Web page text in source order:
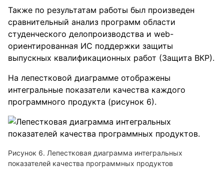
Также по результатам работы был произведен
сравнительный анализ программ области
студенческого делопроизводства и web-
ориентированная ИС поддержки защиты
выпускных квалификационных работ (Защита ВКР).
На лепестковой диаграмме отображены
интегральные показатели качества каждого
программного продукта (рисунок 6).
Рисунок 6. Лепестковая диаграмма интегральных
показателей качества программных продуктов